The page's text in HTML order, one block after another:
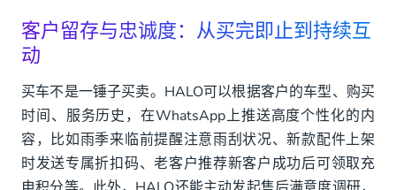
客户留存与忠诚度：从买完即止到持续互
动
买车不是一锤子买卖。HALO可以根据客户的车型、购买
时间、服务历史，在WhatsApp上推送高度个性化的内
容，比如雨季来临前提醒注意雨刮状况、新款配件上架
时发送专属折扣码、老客户推荐新客户成功后可领取充